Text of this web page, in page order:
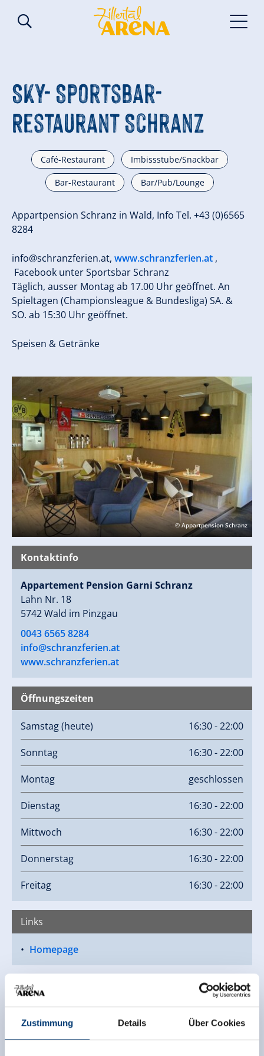
Zustimmung Details Über Cookies
SKY- Sportsbar-
Restaurant Schranz
Café-Restaurant Imbissstube/Snackbar
Bar-Restaurant Bar/Pub/Lounge
Appartpension Schranz in Wald, Info Tel. +43 (0)6565
8284
info@schranzferien.at, www.schranzferien.at ,
Facebook unter Sportsbar Schranz
Täglich, ausser Montag ab 17.00 Uhr geöffnet. An
Spieltagen (Championsleague & Bundesliga) SA. &
SO. ab 15:30 Uhr geöffnet.
Speisen & Getränke
© Appartpension Schranz
Kontaktinfo
Appartement Pension Garni Schranz
Lahn Nr. 18
5742 Wald im Pinzgau
0043 6565 8284
info@schranzferien.at
www.schranzferien.at
Öffnungszeiten
Samstag(heute) 16:30 - 22:00
Sonntag 16:30 - 22:00
Montag geschlossen
Dienstag 16:30 - 22:00
Mittwoch 16:30 - 22:00
Donnerstag 16:30 - 22:00
Freitag 16:30 - 22:00
Links
Homepage